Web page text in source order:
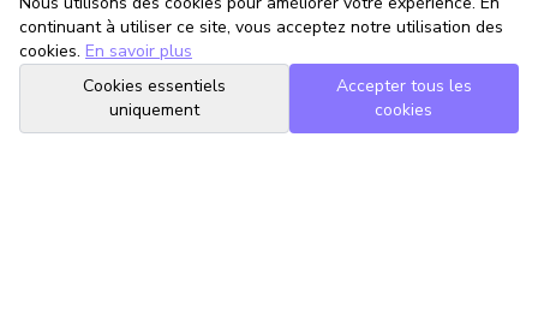
continuant à utiliser ce site, vous acceptez notre utilisation des
cookies. En savoir plus
Cookies essentiels
uniquement
Accepter tous les
cookies